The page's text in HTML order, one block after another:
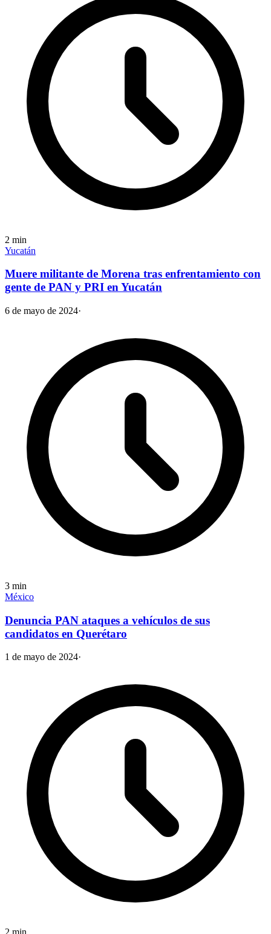
2 min
Yucatán
Muere militante de Morena tras enfrentamiento con
gente de PAN y PRI en Yucatán
6 de mayo de 2024·
3 min
México
Denuncia PAN ataques a vehículos de sus
candidatos en Querétaro
1 de mayo de 2024·